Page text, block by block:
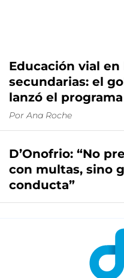
Educación vial en
secundarias: el
lanzó el
Por Ana Roche
D’Onofrio: “No
con multas, sino
conducta”